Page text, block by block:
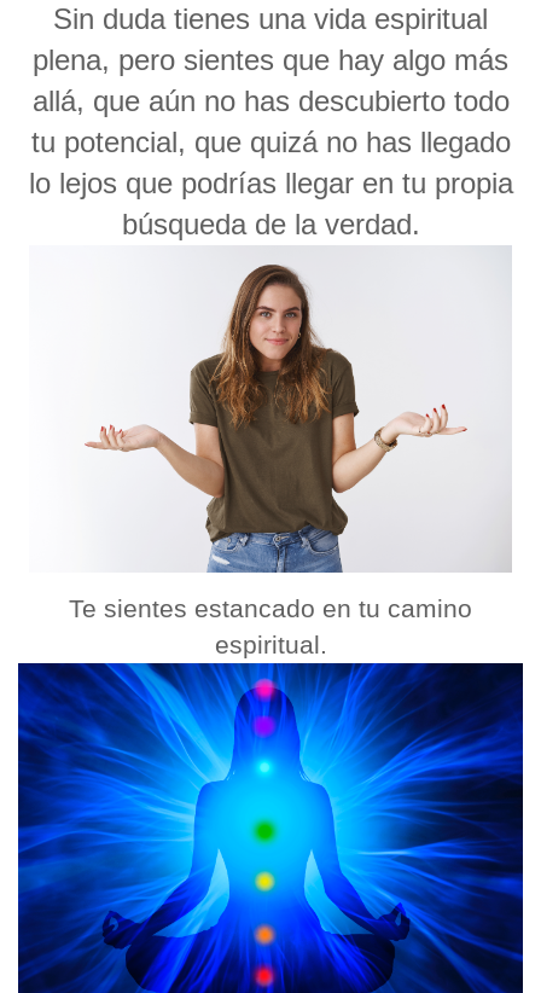
Sin duda tienes una vida espiritual
plena, pero sientes que hay algo más
allá, que aún no has descubierto todo
tu potencial, que quizá no has llegado
lo lejos que podrías llegar en tu propia
búsqueda de la verdad.
Te sientes estancado en tu camino
espiritual.